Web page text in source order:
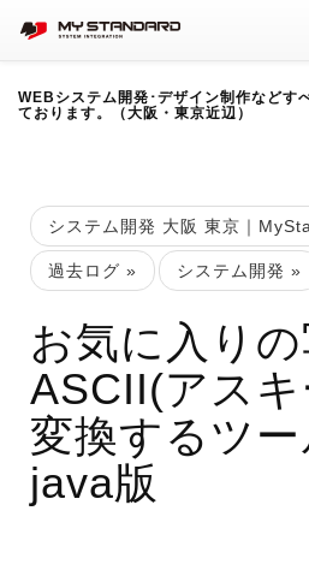
WEBシステム開発･デザイン制作などす
ております。（大阪・東京近辺）
システム開発 大阪 東京｜
過去ログ » システム開発 »
お気に入り
ASCII(アス
変換するツー
java版